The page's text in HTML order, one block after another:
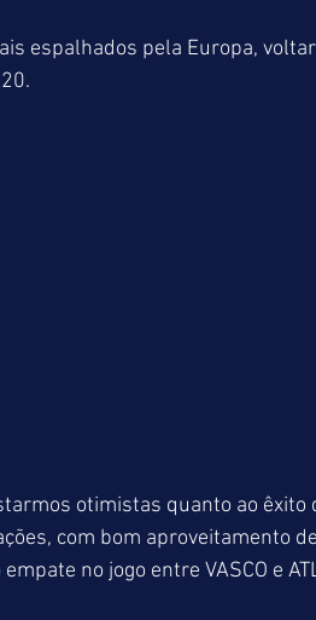
espalhados pela Europa,
otimistas quanto ao êxito
com bom aproveitamento
no jogo entre VASCO e